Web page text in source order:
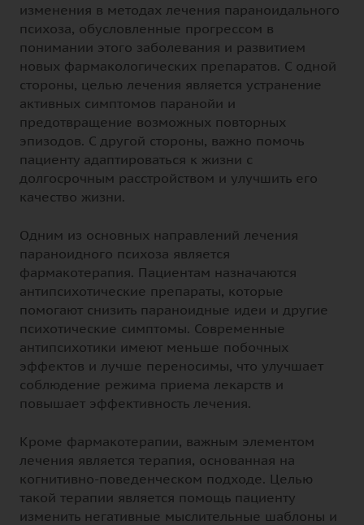
изменения в методах лечения параноидального
психоза, обусловленные прогрессом в
понимании этого заболевания и развитием
новых фармакологических препаратов. С одной
стороны, целью лечения является устранение
активных симптомов паранойи и
предотвращение возможных повторных
эпизодов. С другой стороны, важно помочь
пациенту адаптироваться к жизни с
долгосрочным расстройством и улучшить его
качество жизни.
Одним из основных направлений лечения
параноидного психоза является
фармакотерапия. Пациентам назначаются
антипсихотические препараты, которые
помогают снизить параноидные идеи и другие
психотические симптомы. Современные
антипсихотики имеют меньше побочных
эффектов и лучше переносимы, что улучшает
соблюдение режима приема лекарств и
повышает эффективность лечения.
Кроме фармакотерапии, важным элементом
лечения является терапия, основанная на
когнитивно-поведенческом подходе. Целью
такой терапии является помощь пациенту
изменить негативные мыслительные шаблоны и